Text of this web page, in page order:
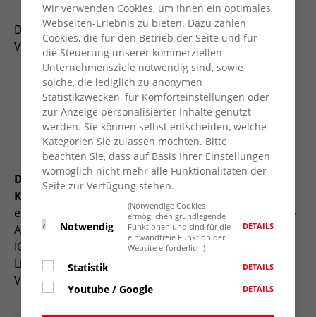
Das Internationale Zentrum der AWO feiert die
Vielfalt!
Live-Musik von Künstler*innen des Vereins
“Kulturprojekte Niederrhein e.V.”
Bühnenprogramm mit interkulturellen Tänzen
vom LimbaKidz un Illyricum e.V.
Spielgeräte für Kleinkinder
Interkulturelle Speisen- und Getränkestände
Das Fest wird unterstützt und findet in
Kooperation statt mit:
e.V., Repelen aktiv, Sparkasse am Niederrhein, Markt-
Apotheke, JUNO, CEC-Connect e.V., Illyricum e.V.,
IGBCE Ortsgruppe Repelen, SPD OV Rheinkamp,
LimbaKidz, Spanischer Gesprächskreis des IZ,
Verband der Islamischen Kulturzentren Repelen e.V.
Wir verwenden Cookies, um Ihnen ein optimales
Webseiten-Erlebnis zu bieten. Dazu zählen
Cookies, die für den Betrieb der Seite und für
die Steuerung unserer kommerziellen
Unternehmensziele notwendig sind, sowie
solche, die lediglich zu anonymen
Statistikzwecken, für Komforteinstellungen oder
zur Anzeige personalisierter Inhalte genutzt
werden. Sie können selbst entscheiden, welche
Kategorien Sie zulassen möchten. Bitte
beachten Sie, dass auf Basis Ihrer Einstellungen
womöglich nicht mehr alle Funktionalitäten der
Seite zur Verfügung stehen.
Notwendig
(Notwendige Cookies
ermöglichen grundlegende
Funktionen und sind für die
einwandfreie Funktion der
Website erforderlich.)
DETAILS
Statistik DETAILS
Youtube / Google DETAILS